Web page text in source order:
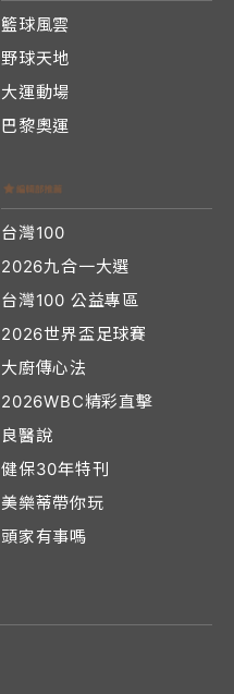
籃球風雲
野球天地
大運動場
巴黎奧運
台灣100
2026九合一大選
台灣100 公益專區
2026世界盃足球賽
大廚傳心法
2026WBC精彩直擊
良醫說
健保30年特刊
美樂蒂帶你玩
頭家有事嗎